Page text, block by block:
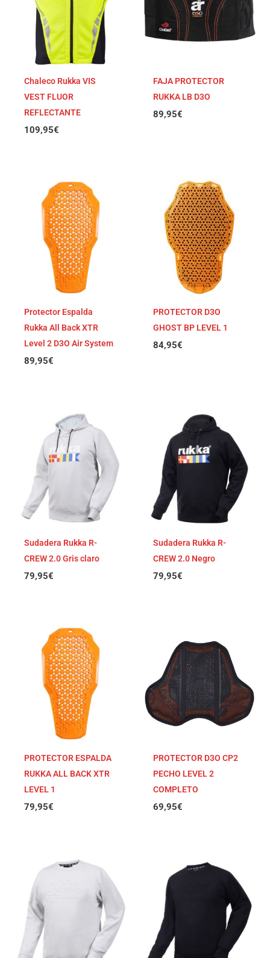
Chaleco Rukka VIS
VEST FLUOR
REFLECTANTE
109,95€
FAJA PROTECTOR
RUKKA LB D3O
89,95€
Protector Espalda
Rukka All Back XTR
Level 2 D3O Air System
89,95€
PROTECTOR D3O
GHOST BP LEVEL 1
84,95€
Sudadera Rukka R-
CREW 2.0 Gris claro
79,95€
Sudadera Rukka R-
CREW 2.0 Negro
79,95€
PROTECTOR ESPALDA
RUKKA ALL BACK XTR
LEVEL 1
79,95€
PROTECTOR D3O CP2
PECHO LEVEL 2
COMPLETO
69,95€